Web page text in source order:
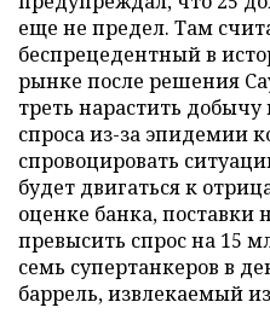
еще не предел. Там
беспрецедентный в
рынке после решения
треть нарастить
спроса из-за эпидемии
спровоцировать
будет двигаться к
оценке банка, поставки
превысить спрос на 15
семь супертанкеров в
баррель, извлекаемый